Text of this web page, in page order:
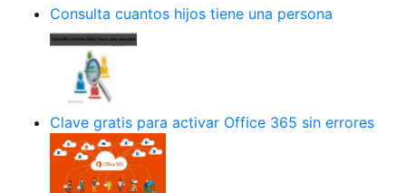
Consulta cuantos hijos tiene una persona
Clave gratis para activar Office 365 sin errores